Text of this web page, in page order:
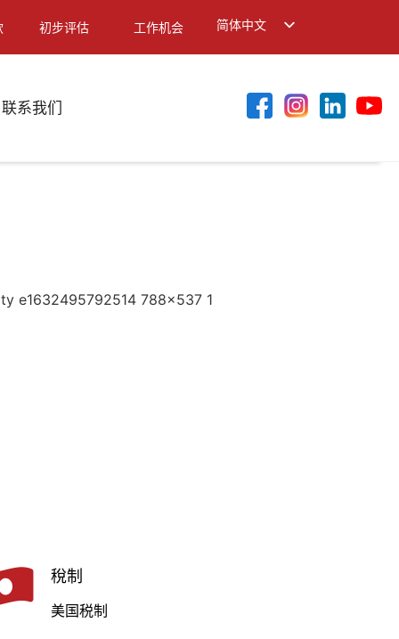
初步评估 工作机会
简体中文
English
联系我们
稅制
美国税制